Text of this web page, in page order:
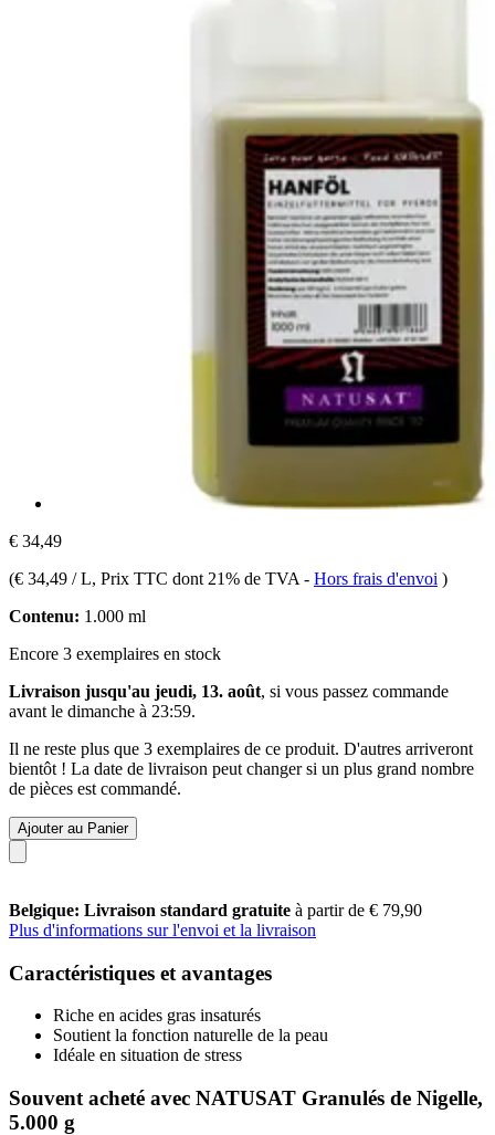
€ 34,49
(€ 34,49 / L, Prix TTC dont 21% de TVA - Hors frais d'envoi )
Contenu: 1.000 ml
Encore 3 exemplaires en stock
Livraison jusqu'au jeudi, 13. août, si vous passez commande
avant le dimanche à 23:59.
Il ne reste plus que 3 exemplaires de ce produit. D'autres arriveront
bientôt ! La date de livraison peut changer si un plus grand nombre
de pièces est commandé.
Ajouter au Panier
Belgique: Livraison standard gratuite à partir de € 79,90
Plus d'informations sur l'envoi et la livraison
Caractéristiques et avantages
Riche en acides gras insaturés
Soutient la fonction naturelle de la peau
Idéale en situation de stress
Souvent acheté avec NATUSAT Granulés de Nigelle,
5.000 g